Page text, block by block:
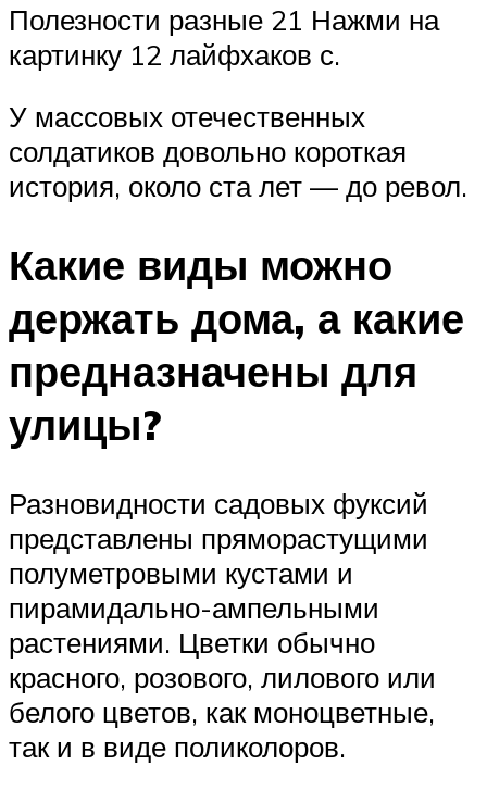
Полезности разные 21 Нажми на
картинку 12 лайфхаков с.
У массовых отечественных
солдатиков довольно короткая
история, около ста лет — до револ.
Какие виды можно
держать дома, а какие
предназначены для
улицы?
Разновидности садовых фуксий
представлены пряморастущими
полуметровыми кустами и
пирамидально-ампельными
растениями. Цветки обычно
красного, розового, лилового или
белого цветов, как моноцветные,
так и в виде поликолоров.